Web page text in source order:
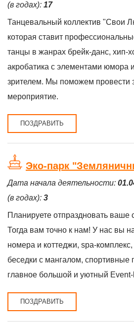
(в годах): 17
Танцевальный коллектив "Свои
которая ставит
танцы в жанрах брейк-данс, хип-
акробатика с элементами юмора
зрителем. Мы поможем провести
мероприятие.
ПОЗДРАВИТЬ
Эко-парк
Дата начала деятельности:
(в годах): 3
Планируете отпраздновать ваше
Тогда вам точно к нам! У нас вы
номера и коттеджи, spa-комплекс,
беседки с мангалом, спортивные
главное большой и уютный
ПОЗДРАВИТЬ